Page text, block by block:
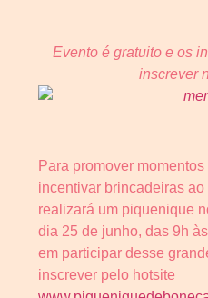
Evento é gratuito e os
inscrever
Para promover
incentivar brincadeiras
realizará um piquenique
dia 25 de junho, das 9h
em participar desse
inscrever pelo hotsite